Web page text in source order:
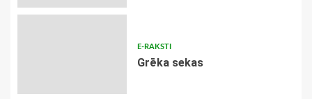
E-RAKSTI
Grēka sekas